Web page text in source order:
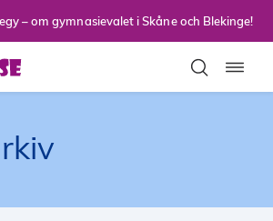
– om gymnasievalet i Skåne och Blekinge!